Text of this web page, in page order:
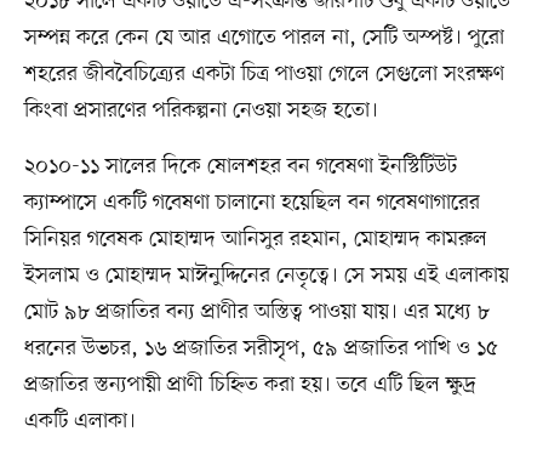
সম্পন্ন করে কেন যে আর এগোতে পারল না, সেটি অস্পষ্ট। পুরো
শহরের জীববৈচিত্র্যের একটা চিত্র পাওয়া গেলে সেগুলো সংরক্ষণ
কিংবা প্রসারণের পরিকল্পনা নেওয়া সহজ হতো।
২০১০-১১ সালের দিকে ষোলশহর বন গবেষণা ইনস্টিটিউট
ক্যাম্পাসে একটি গবেষণা চালানো হয়েছিল বন গবেষণাগারের
সিনিয়র গবেষক মোহাম্মদ আনিসুর রহমান, মোহাম্মদ কামরুল
ইসলাম ও মোহাম্মদ মাঈনুদ্দিনের নেতৃত্বে। সে সময় এই এলাকায়
মোট ৯৮ প্রজাতির বন্য প্রাণীর অস্তিত্ব পাওয়া যায়। এর মধ্যে ৮
ধরনের উভচর, ১৬ প্রজাতির সরীসৃপ, ৫৯ প্রজাতির পাখি ও ১৫
প্রজাতির স্তন্যপায়ী প্রাণী চিহ্নিত করা হয়। তবে এটি ছিল ক্ষুদ্র
একটি এলাকা।